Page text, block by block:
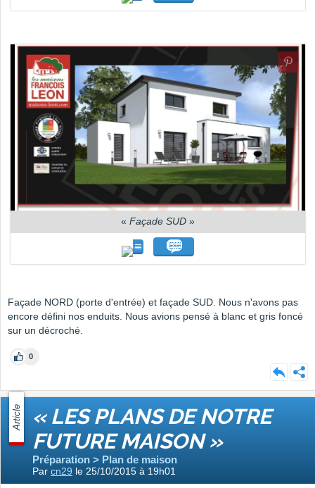
« Façade SUD »
Façade NORD (porte d'entrée) et façade SUD. Nous n'avons pas
encore défini nos enduits. Nous avions pensé à blanc et gris foncé
sur un décroché.
0
Article « LES PLANS DE NOTRE
FUTURE MAISON »
Préparation > Plan de maison
Par cn29 le 25/10/2015 à 19h01